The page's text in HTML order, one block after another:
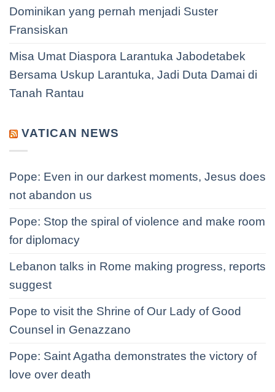
Dominikan yang pernah menjadi Suster
Fransiskan
Misa Umat Diaspora Larantuka Jabodetabek
Bersama Uskup Larantuka, Jadi Duta Damai di
Tanah Rantau
VATICAN NEWS
Pope: Even in our darkest moments, Jesus does
not abandon us
Pope: Stop the spiral of violence and make room
for diplomacy
Lebanon talks in Rome making progress, reports
suggest
Pope to visit the Shrine of Our Lady of Good
Counsel in Genazzano
Pope: Saint Agatha demonstrates the victory of
love over death